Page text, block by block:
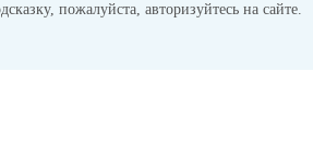
пожалуйста, авторизуйтесь на сайте.